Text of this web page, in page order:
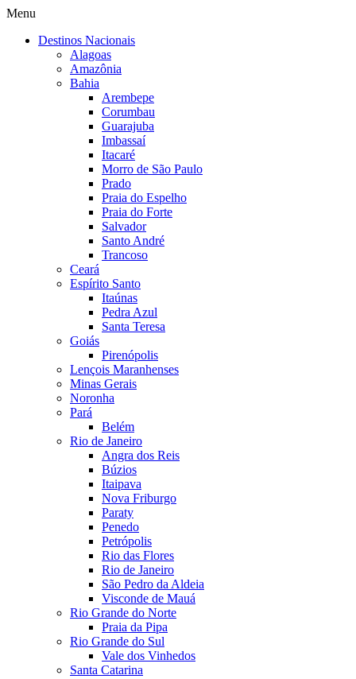
Menu
Destinos Nacionais
Alagoas
Amazônia
Bahia
Arembepe
Corumbau
Guarajuba
Imbassaí
Itacaré
Morro de São Paulo
Prado
Praia do Espelho
Praia do Forte
Salvador
Santo André
Trancoso
Ceará
Espírito Santo
Itaúnas
Pedra Azul
Santa Teresa
Goiás
Pirenópolis
Lençois Maranhenses
Minas Gerais
Noronha
Pará
Belém
Rio de Janeiro
Angra dos Reis
Búzios
Itaipava
Nova Friburgo
Paraty
Penedo
Petrópolis
Rio das Flores
Rio de Janeiro
São Pedro da Aldeia
Visconde de Mauá
Rio Grande do Norte
Praia da Pipa
Rio Grande do Sul
Vale dos Vinhedos
Santa Catarina